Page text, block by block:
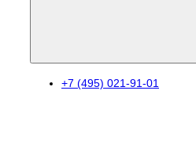
+7 (495) 021-91-01